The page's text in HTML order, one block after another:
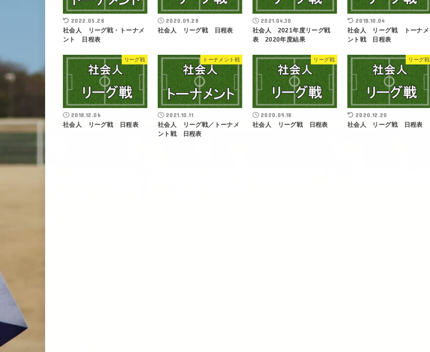
2022.05.28
社会人 リーグ戦・トーナメ
ント 日程表
2020.09.28
社会人 リーグ戦 日程表
2021.04.30
社会人 2021年度リーグ戦
表 2020年度結果
2018.10.04
社会人 リーグ戦 トーナメ
ント戦 日程表
リーグ戦
2018.12.06
社会人 リーグ戦 日程表
トーナメント戦
2021.10.11
社会人 リーグ戦／トーナメ
ント戦 日程表
リーグ戦
2020.09.18
社会人 リーグ戦 日程表
リーグ戦
2020.12.20
社会人 リーグ戦 日程表